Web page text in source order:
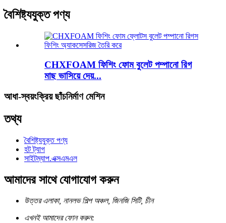
বৈশিষ্ট্যযুক্ত পণ্য
CHXFOAM ফিশিং ফোম বুলেট পম্পানো রিগ
মাছ ভাসিয়ে দেয়...
আধা-স্বয়ংক্রিয় ছাঁচনির্মাণ মেশিন
তথ্য
বৈশিষ্ট্যযুক্ত পণ্য
হট ট্যাগ
সাইটম্যাপ.এক্সএমএল
আমাদের সাথে যোগাযোগ করুন
উত্তর এলাকা, নানলভ শিল্প অঞ্চল, জিনজি সিটি, চীন
এখনই আমাদের ফোন করুন: